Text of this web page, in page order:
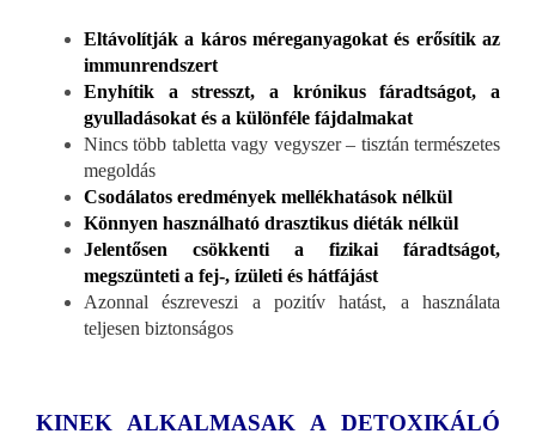
Eltávolítják a káros méreganyagokat és erősítik az
immunrendszert
Enyhítik a stresszt, a krónikus fáradtságot, a
gyulladásokat és a különféle fájdalmakat
Nincs több tabletta vagy vegyszer – tisztán természetes
megoldás
Csodálatos eredmények mellékhatások nélkül
Könnyen használható drasztikus diéták nélkül
Jelentősen csökkenti a fizikai fáradtságot,
megszünteti a fej-, ízületi és hátfájást
Azonnal észreveszi a pozitív hatást, a használata
teljesen biztonságos
KINEK ALKALMASAK A DETOXIKÁLÓ